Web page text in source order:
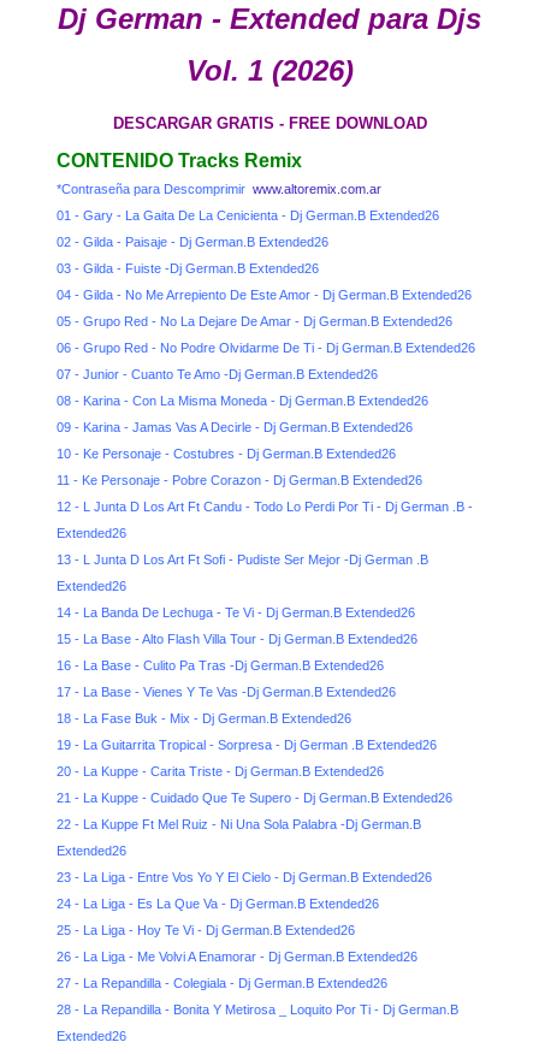
Dj German - Extended para Djs
Vol. 1 (2026)
DESCARGAR GRATIS - FREE DOWNLOAD
CONTENIDO Tracks Remix
*Contraseña para Descomprimir www.altoremix.com.ar
01 - Gary - La Gaita De La Cenicienta - Dj German.B Extended26
02 - Gilda - Paisaje - Dj German.B Extended26
03 - Gilda - Fuiste -Dj German.B Extended26
04 - Gilda - No Me Arrepiento De Este Amor - Dj German.B Extended26
05 - Grupo Red - No La Dejare De Amar - Dj German.B Extended26
06 - Grupo Red - No Podre Olvidarme De Ti - Dj German.B Extended26
07 - Junior - Cuanto Te Amo -Dj German.B Extended26
08 - Karina - Con La Misma Moneda - Dj German.B Extended26
09 - Karina - Jamas Vas A Decirle - Dj German.B Extended26
10 - Ke Personaje - Costubres - Dj German.B Extended26
11 - Ke Personaje - Pobre Corazon - Dj German.B Extended26
12 - L Junta D Los Art Ft Candu - Todo Lo Perdi Por Ti - Dj German .B -
Extended26
13 - L Junta D Los Art Ft Sofi - Pudiste Ser Mejor -Dj German .B
Extended26
14 - La Banda De Lechuga - Te Vi - Dj German.B Extended26
15 - La Base - Alto Flash Villa Tour - Dj German.B Extended26
16 - La Base - Culito Pa Tras -Dj German.B Extended26
17 - La Base - Vienes Y Te Vas -Dj German.B Extended26
18 - La Fase Buk - Mix - Dj German.B Extended26
19 - La Guitarrita Tropical - Sorpresa - Dj German .B Extended26
20 - La Kuppe - Carita Triste - Dj German.B Extended26
21 - La Kuppe - Cuidado Que Te Supero - Dj German.B Extended26
22 - La Kuppe Ft Mel Ruiz - Ni Una Sola Palabra -Dj German.B
Extended26
23 - La Liga - Entre Vos Yo Y El Cielo - Dj German.B Extended26
24 - La Liga - Es La Que Va - Dj German.B Extended26
25 - La Liga - Hoy Te Vi - Dj German.B Extended26
26 - La Liga - Me Volvi A Enamorar - Dj German.B Extended26
27 - La Repandilla - Colegiala - Dj German.B Extended26
28 - La Repandilla - Bonita Y Metirosa _ Loquito Por Ti - Dj German.B
Extended26